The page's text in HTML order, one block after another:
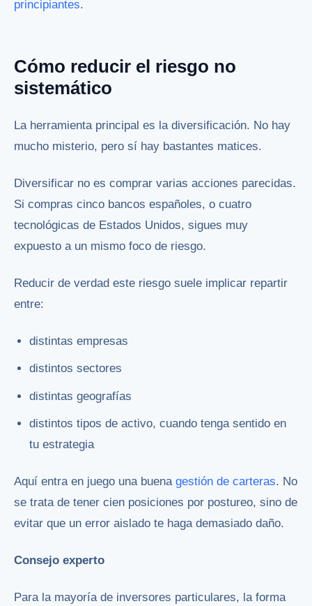
principiantes.
Cómo reducir el riesgo no
sistemático
La herramienta principal es la diversificación. No hay
mucho misterio, pero sí hay bastantes matices.
Diversificar no es comprar varias acciones parecidas.
Si compras cinco bancos españoles, o cuatro
tecnológicas de Estados Unidos, sigues muy
expuesto a un mismo foco de riesgo.
Reducir de verdad este riesgo suele implicar repartir
entre:
distintas empresas
distintos sectores
distintas geografías
distintos tipos de activo, cuando tenga sentido en
tu estrategia
Aquí entra en juego una buena gestión de carteras. No
se trata de tener cien posiciones por postureo, sino de
evitar que un error aislado te haga demasiado daño.
Consejo experto
Para la mayoría de inversores particulares, la forma